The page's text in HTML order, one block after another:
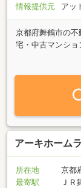
情報提供元
アッ
京都府舞鶴市の
宅・中古マンシ
（一戸建住宅）
は貸したい・借
動産の御相談に
い。尚、当社ホ
す。御参照下さい
アーキホーム
所在地
京都
最寄駅
ＪＲ